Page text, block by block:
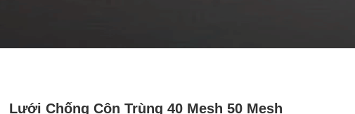
Lưới Chống Côn Trùng 40 Mesh 50 Mesh